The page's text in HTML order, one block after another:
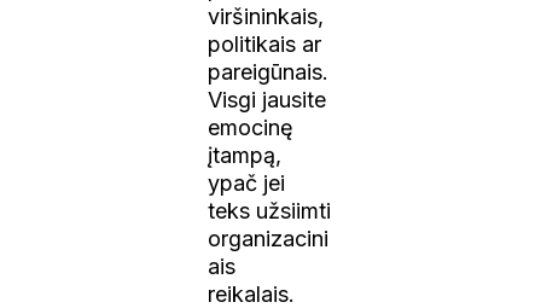
viršininkais,
politikais ar
pareigūnais.
Visgi jausite
emocinę
įtampą,
ypač jei
teks užsiimti
organizacini
ais
reikalais.